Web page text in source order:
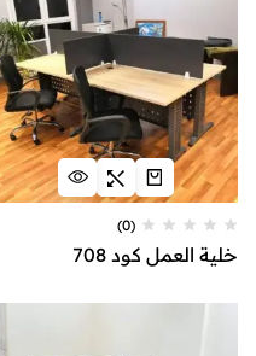
(0)
خلية العمل كود 708